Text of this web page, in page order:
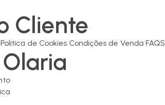
Cliente
Politica de Cookies Condições de Venda FAQS